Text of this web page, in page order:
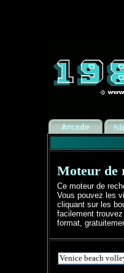
Moteur de
Ce moteur de
Vous pouvez les
cliquant sur les
facilement
format,